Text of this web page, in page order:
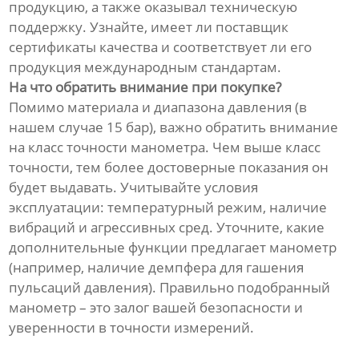
продукцию, а также оказывал техническую
поддержку. Узнайте, имеет ли поставщик
сертификаты качества и соответствует ли его
продукция международным стандартам.
На что обратить внимание при покупке?
Помимо материала и диапазона давления (в
нашем случае 15 бар), важно обратить внимание
на класс точности манометра. Чем выше класс
точности, тем более достоверные показания он
будет выдавать. Учитывайте условия
эксплуатации: температурный режим, наличие
вибраций и агрессивных сред. Уточните, какие
дополнительные функции предлагает манометр
(например, наличие демпфера для гашения
пульсаций давления). Правильно подобранный
манометр – это залог вашей безопасности и
уверенности в точности измерений.